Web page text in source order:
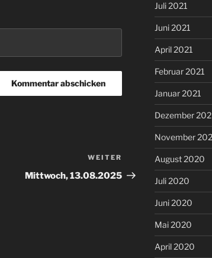
Nächster
Beitrag
WEITER
Mittwoch, 13.08.2025
Juli 2021
Juni 2021
April 2021
Februar 2021
Januar 2021
Dezember
November
August 2020
Juli 2020
Juni 2020
Mai 2020
April 2020